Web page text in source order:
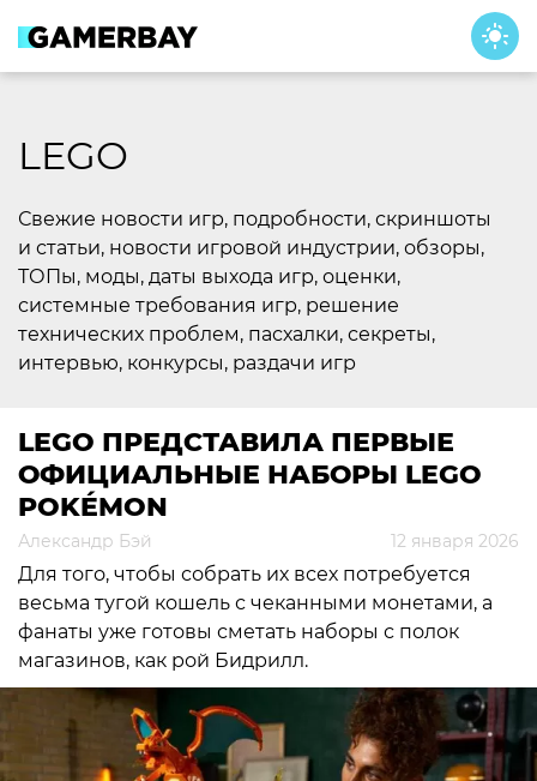
content
LEGO
Свежие новости игр, подробности, скриншоты
и статьи, новости игровой индустрии, обзоры,
ТОПы, моды, даты выхода игр, оценки,
системные требования игр, решение
технических проблем, пасхалки, секреты,
интервью, конкурсы, раздачи игр
LEGO ПРЕДСТАВИЛА ПЕРВЫЕ
ОФИЦИАЛЬНЫЕ НАБОРЫ LEGO
POKÉMON
Александр Бэй 12 января 2026
Для того, чтобы собрать их всех потребуется
весьма тугой кошель с чеканными монетами, а
фанаты уже готовы сметать наборы с полок
магазинов, как рой Бидрилл.